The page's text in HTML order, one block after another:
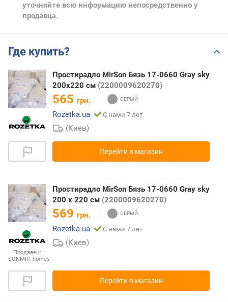
уточняйте всю информацию непосредственно у
продавца.
Где купить?
Простирадло MirSon Бязь 17-0660 Gray sky
200x220 см (2200009620270)
565 грн.
Rozetka.ua
С нами 7 лет
(Киев)
Перейти в магазин
Продавец:
SONMIR_homes
Простирадло MirSon Бязь 17-0660 Gray sky
200 х 220 см (2200009620270)
569 грн.
Rozetka.ua
С нами 7 лет
(Киев)
Перейти в магазин